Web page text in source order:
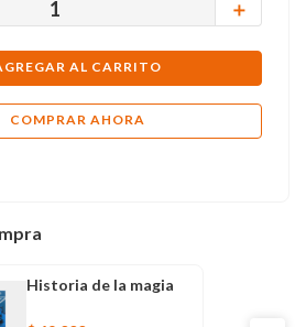
＋
AL CARRITO
COMPRAR AHORA
Historia de la magia